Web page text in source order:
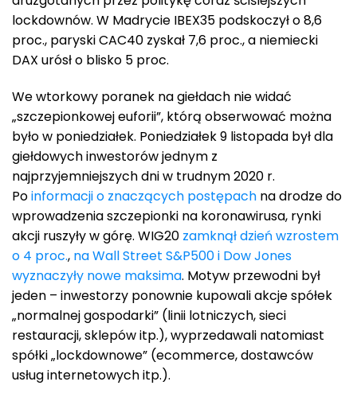
lockdownów. W Madrycie IBEX35 podskoczył o 8,6
proc., paryski CAC40 zyskał 7,6 proc., a niemiecki
DAX urósł o blisko 5 proc.
We wtorkowy poranek na giełdach nie widać
„szczepionkowej euforii”, którą obserwować można
było w poniedziałek. Poniedziałek 9 listopada był dla
giełdowych inwestorów jednym z
najprzyjemniejszych dni w trudnym 2020 r.
Poinformacji o znaczących postępach na drodze do
wprowadzenia szczepionki na koronawirusa, rynki
akcji ruszyły w górę. WIG20 zamknął dzień wzrostem
o 4 proc., na Wall Street S&P500 i Dow Jones
wyznaczyły nowe maksima. Motyw przewodni był
jeden – inwestorzy ponownie kupowali akcje spółek
„normalnej gospodarki” (linii lotniczych, sieci
restauracji, sklepów itp.), wyprzedawali natomiast
spółki „lockdownowe” (ecommerce, dostawców
usług internetowych itp.).